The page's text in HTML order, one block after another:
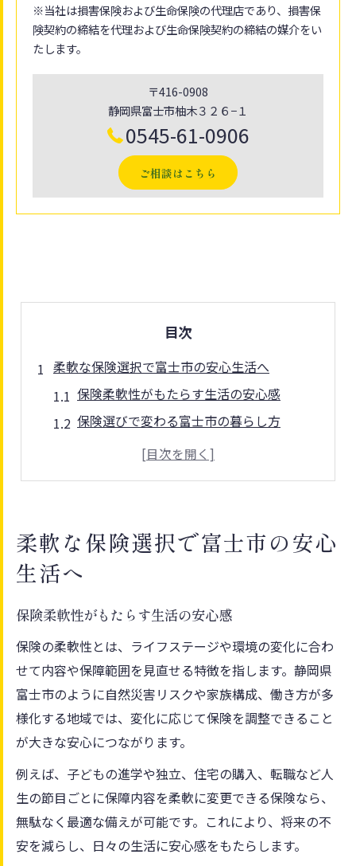
※当社は損害保険および生命保険の代理店であり、損害保
険契約の締結を代理および生命保険契約の締結の媒介をい
たします。
〒416-0908
静岡県富士市柚木３２６−１
0545-61-0906
ご相談はこちら
目次
柔軟な保険選択で富士市の安心生活へ
保険柔軟性がもたらす生活の安心感
保険選びで変わる富士市の暮らし方
保険で実現する柔軟なライフスタイル
生活変化に強い保険を富士市で探すなら
保険柔軟性が生活変化に強い理由とは
将来の変化に備える保険選びのコツ
ライフステージごとの保険柔軟性活用法
保険で変わる生活設計のポイント解説
変化に適応する保険柔軟性の実践方法
家族を守る保険の柔軟性がもたらす安心感
保険柔軟性で家族の将来を安心サポート
家族構成に合わせた保険柔軟性の活用例
保険選びが家族に与える安心の理由
保険柔軟性が生む家族生活の安定感
家族の変化に強い保険柔軟性の選び方
富士市における賢い保険選びの極意とは
柔軟な保険選択で富士市の安心
生活へ
保険柔軟性がもたらす生活の安心感
保険の柔軟性とは、ライフステージや環境の変化に合わ
せて内容や保障範囲を見直せる特徴を指します。静岡県
富士市のように自然災害リスクや家族構成、働き方が多
様化する地域では、変化に応じて保険を調整できること
が大きな安心につながります。
例えば、子どもの進学や独立、住宅の購入、転職など人
生の節目ごとに保障内容を柔軟に変更できる保険なら、
無駄なく最適な備えが可能です。これにより、将来の不
安を減らし、日々の生活に安心感をもたらします。